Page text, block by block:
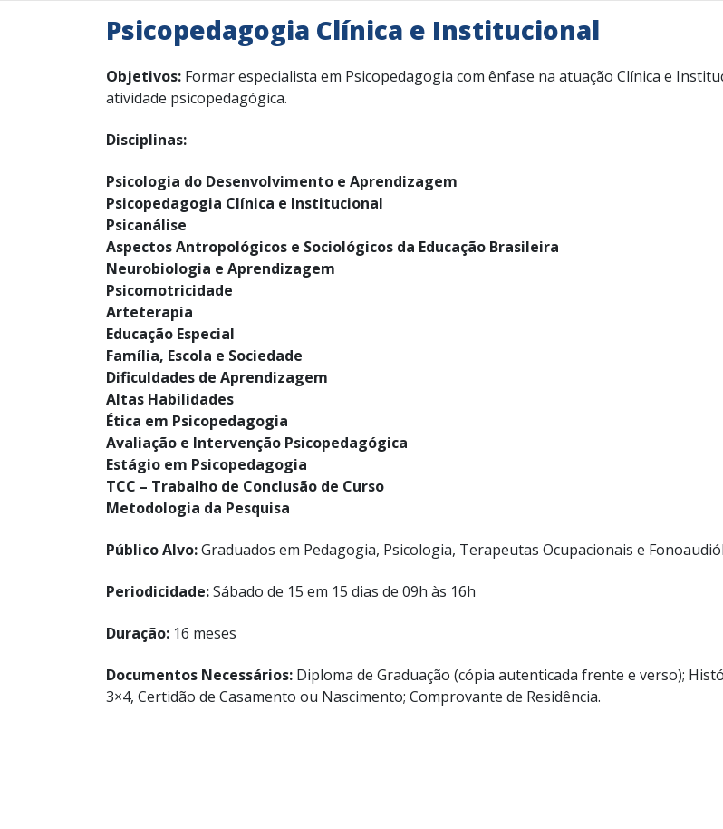
Psicopedagogia Clínica e Institucional
Objetivos: Formar especialista em Psicopedagogia com ênfase na atuação Clínica e
atividade psicopedagógica.
Disciplinas:
Psicologia do Desenvolvimento e Aprendizagem
Psicopedagogia Clínica e Institucional
Psicanálise
Aspectos Antropológicos e Sociológicos da Educação Brasileira
Neurobiologia e Aprendizagem
Psicomotricidade
Arteterapia
Educação Especial
Família, Escola e Sociedade
Dificuldades de Aprendizagem
Altas Habilidades
Ética em Psicopedagogia
Avaliação e Intervenção Psicopedagógica
Estágio em Psicopedagogia
TCC – Trabalho de Conclusão de Curso
Metodologia da Pesquisa
Público Alvo:Graduados em Pedagogia, Psicologia, Terapeutas Ocupacionais e
Periodicidade:Sábado de 15 em 15 dias de 09h às 16h
Duração: 16 meses
Documentos Necessários: Diploma de Graduação (cópia autenticada frente e verso);
3×4, Certidão de Casamento ou Nascimento; Comprovante de Residência.